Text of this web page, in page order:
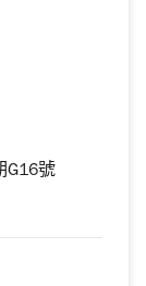
G16號